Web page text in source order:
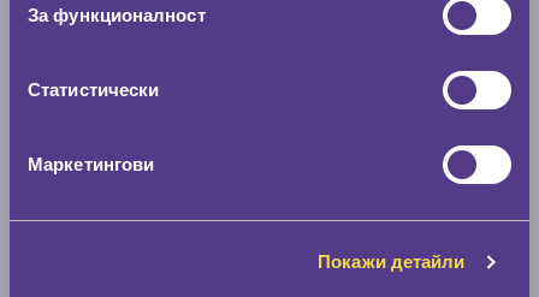
За функционалност
Статистически
Маркетингови
Покажи детайли